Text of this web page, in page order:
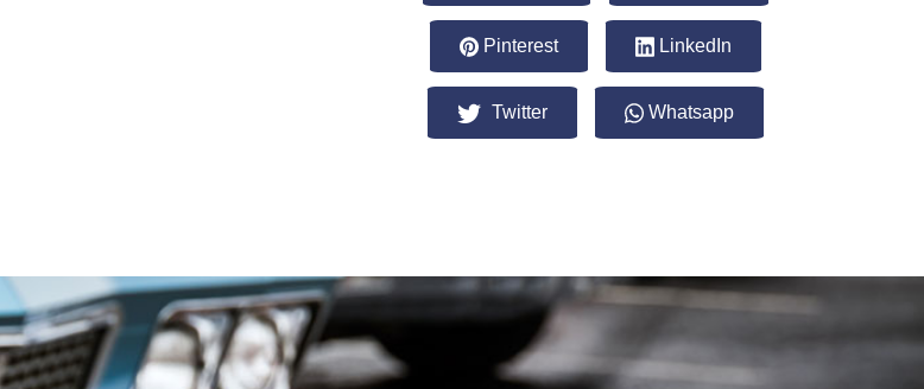
Pinterest LinkedIn
Twitter Whatsapp